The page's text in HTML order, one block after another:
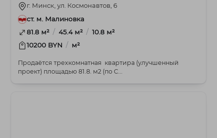
г. Минск, ул. Космонавтов, 6
ст. м. Малиновка
81.8 м² / 45.4 м² / 10.8 м²
10200 BYN / м²
Продаётся трехкомнатная квартира (улучшенный
проект) площадью 81.8. м2 (по С...